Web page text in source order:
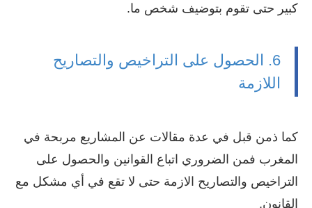
كبير حتى تقوم بتوضيف شخص ما.
6. الحصول على التراخيص والتصاريح
اللازمة
كما ذمن قبل في عدة مقالات عن المشاريع مربحة في
المغرب فمن الضروري اتباع القوانين والحصول على
التراخيص والتصاريح الازمة حتى لا تقع في أي مشكل مع
القانون.